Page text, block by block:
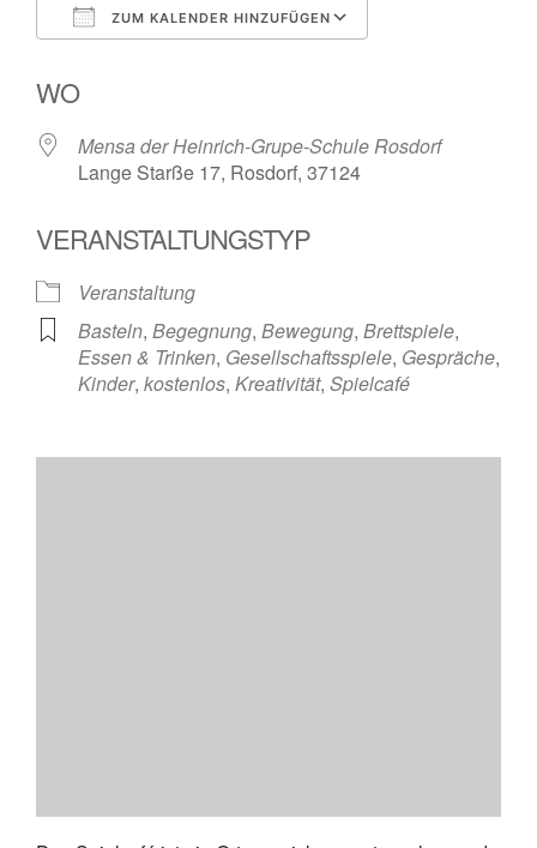
ZUM KALENDER HINZUFÜGEN
WO
Mensa der Heinrich-Grupe-Schule Rosdorf
Lange Starße 17, Rosdorf, 37124
VERANSTALTUNGSTYP
Veranstaltung
Basteln, Begegnung, Bewegung, Brettspiele,
Essen & Trinken, Gesellschaftsspiele, Gespräche,
Kinder, kostenlos, Kreativität, Spielcafé